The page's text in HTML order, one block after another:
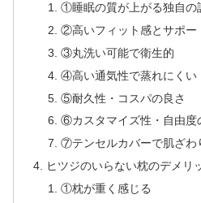
①睡眠の質が上がる独自の
②高いフィット感とサポー
③丸洗い可能で衛生的
④高い通気性で蒸れにくい
⑤耐久性・コスパの良さ
⑥カスタマイズ性・自由度
⑦テンセルカバーで肌ざわ
ヒツジのいらない枕のデメリ
①枕が重く感じる